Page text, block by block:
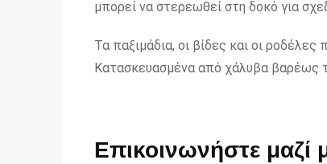
μπορεί να στερεωθεί στη δοκό για
Τα παξιμάδια, οι βίδες και οι ροδέλες
Κατασκευασμένα από χάλυβα βαρέως
Επικοινωνήστε μαζί